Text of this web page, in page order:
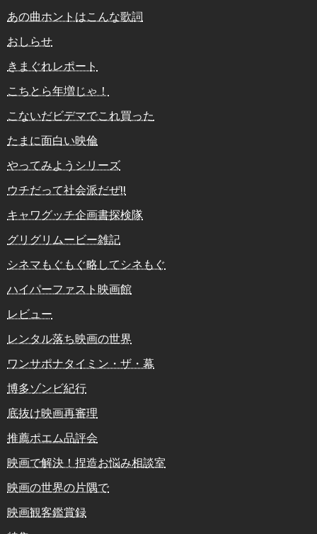
あの曲ホントはこんな歌詞
おしらせ
きまぐれレポート
こちとら年増じゃ！
こないだビデマでこれ買った
たまに面白い映倫
やってみようシリーズ
ウチだって社会派だぜ!!
キャワグッチ企画書探検隊
グリグリムービー雑記
シネマもぐもぐ略してシネもぐ
ハイパーファスト映画館
レビュー
レンタル落ち映画の世界
ワンサポナタイミン・ザ・幕
博多ゾンビ紀行
底抜け映画再審理
推薦ポエム品評会
映画で解決！捏造お悩み相談室
映画の世界の片隅で
映画観客鑑賞録